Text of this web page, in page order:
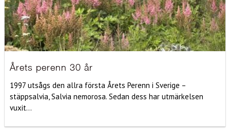
Årets perenn 30 år
1997 utsågs den allra första Årets Perenn i Sverige –
stäppsalvia, Salvia nemorosa. Sedan dess har utmärkelsen
vuxit...